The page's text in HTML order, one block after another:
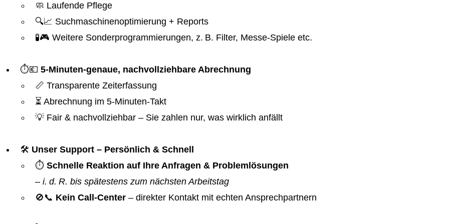
🧼 Laufende Pflege
🔍📈 Suchmaschinenoptimierung + Reports
🧪🎮 Weitere Sonderprogrammierungen, z. B. Filter, Messe-Spiele etc.
⏱️💶 5-Minuten-genaue, nachvollziehbare Abrechnung
📏 Transparente Zeiterfassung
⏳ Abrechnung im 5-Minuten-Takt
💡 Fair & nachvollziehbar – Sie zahlen nur, was wirklich anfällt
🛠️ Unser Support – Persönlich & Schnell
⏱️ Schnelle Reaktion auf Ihre Anfragen & Problemlösungen
– i. d. R. bis spätestens zum nächsten Arbeitstag
🚫📞 Kein Call-Center – direkter Kontakt mit echten Ansprechpartnern